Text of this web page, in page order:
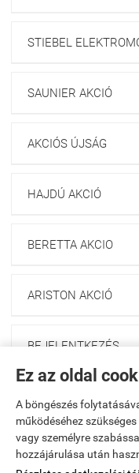
Ez az oldal
A böngészés
működéséhez
vagy személyre
hozzájárulása után
STIEBEL
SAUNIER AKCIÓ
AKCIÓS ÚJSÁG
HAJDÚ AKCIÓ
BERETTA AKCIO
ARISTON AKCIÓ
BEJELENTKEZÉS
HÍRLEVÉL
Kezdőlap|